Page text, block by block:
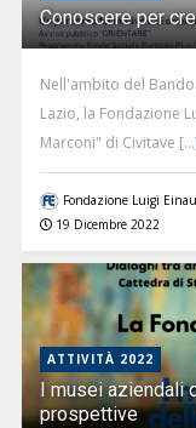
Conoscere per
Nell'ambito del
Lazio, la Fondazione
Marconi" di Civitave
Fondazione Luigi
19 Dicembre 2022
ATTIVITÀ 2022
I musei aziendali
prospettive